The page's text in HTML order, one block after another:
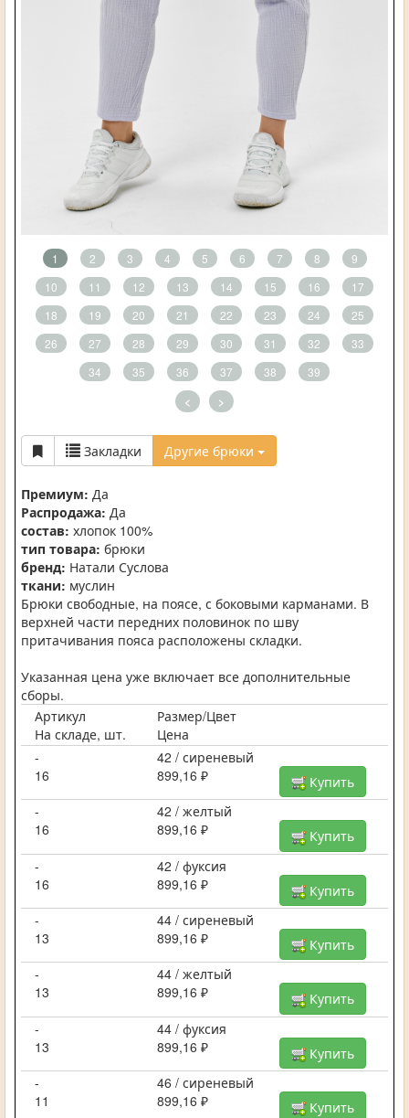
1 2 3 4 5 6 7 8
9
10
11 12 13 14 15 16
17
18
19 20 21 22 23 24
25
26
27 28 29 30 31 32
33
34
35 36 37 38 39
< >
Закладки Другие брюки
Премиум: Да
Распродажа: Да
состав: хлопок 100%
тип товара: брюки
бренд: Натали Суслова
ткани: муслин
Брюки свободные, на поясе, с боковыми карманами. В
верхней части передних половинок по шву
притачивания пояса расположены складки.
Указанная цена уже включает все дополнительные
сборы.
Артикул
Размер/Цвет
На складе, шт.
Цена
-
42 / сиреневый
16
899,16 ₽
Купить
-
42 / желтый
16
899,16 ₽
Купить
-
42 / фуксия
16
899,16 ₽
Купить
-
44 / сиреневый
13
899,16 ₽
Купить
-
44 / желтый
13
899,16 ₽
Купить
-
44 / фуксия
13
899,16 ₽
Купить
-
46 / сиреневый
11
899,16 ₽
Купить